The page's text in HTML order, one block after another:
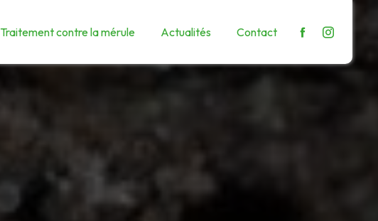
Traitement contre la mérule Actualités Contact